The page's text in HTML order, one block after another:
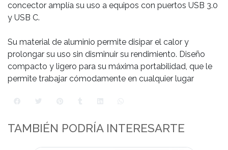
concector amplía su uso a equipos con puertos USB 3.0
y USB C.
Su material de aluminio permite disipar el calor y
prolongar su uso sin disminuir su rendimiento. Diseño
compacto y ligero para su máxima portabilidad, que le
permite trabajar cómodamente en cualquier lugar
TAMBIÉN PODRÍA INTERESARTE